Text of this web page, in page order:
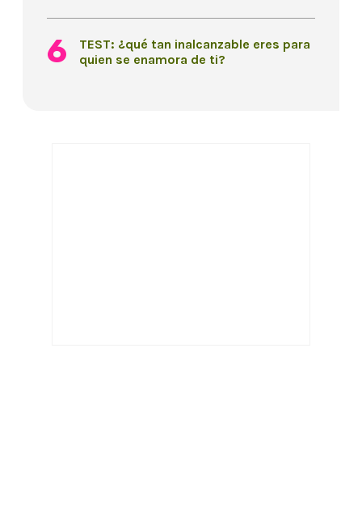
TEST: ¿qué tan inalcanzable eres para
quien se enamora de ti?